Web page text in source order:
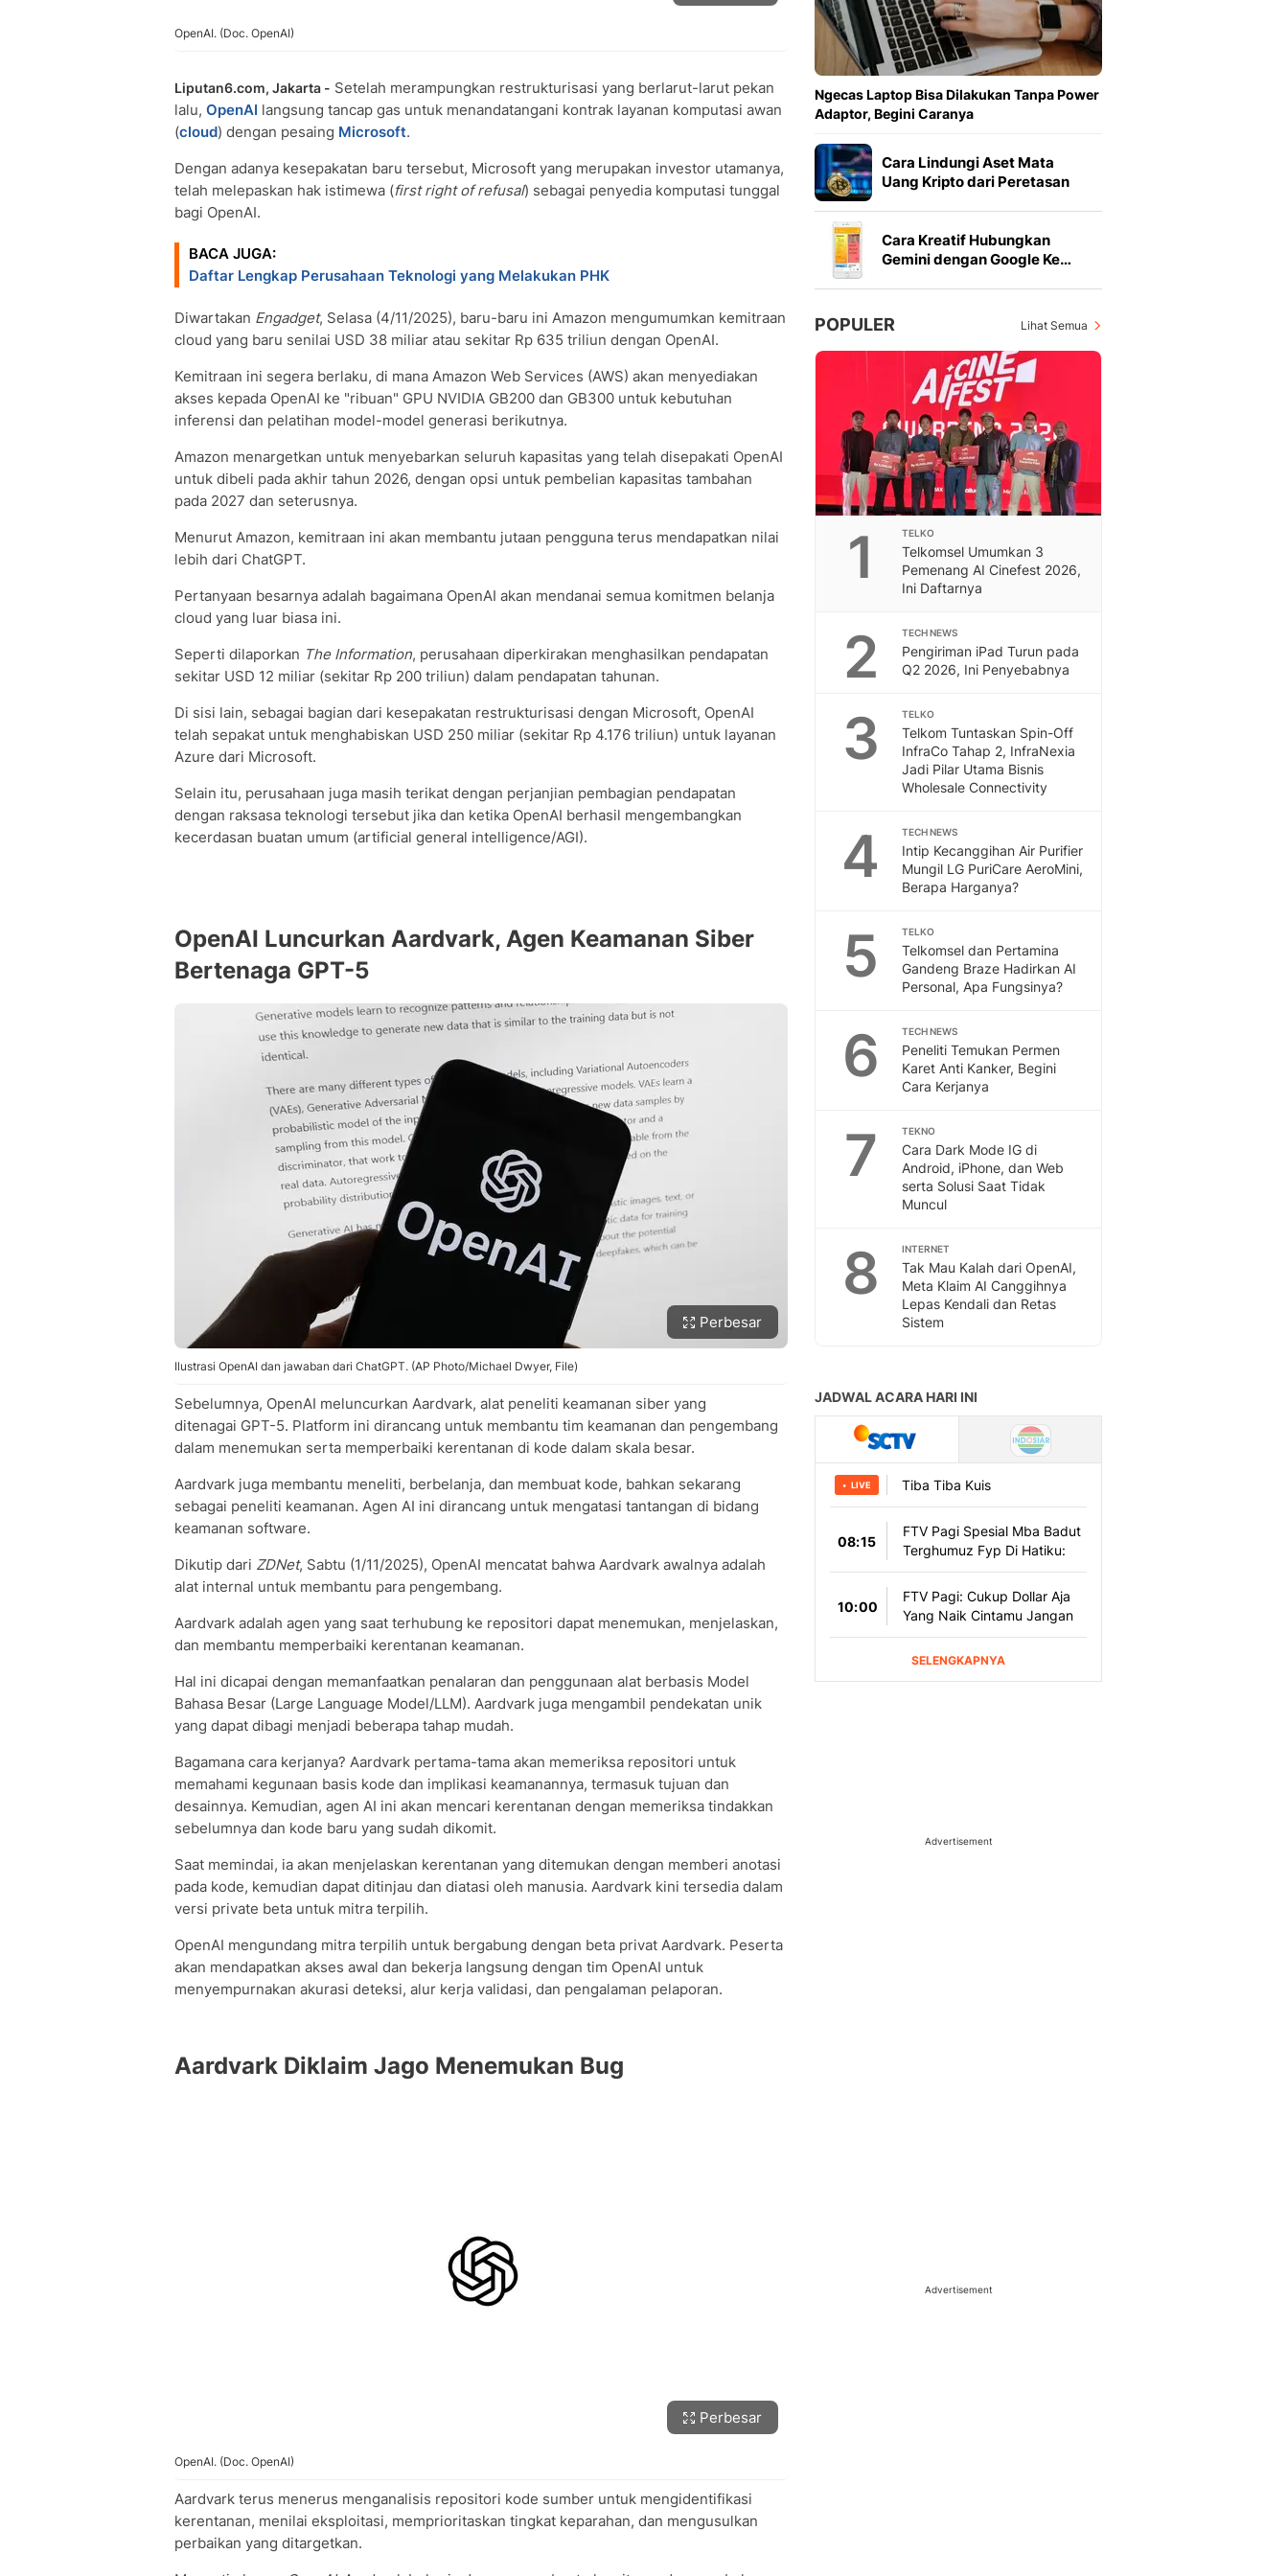
OpenAI. (Doc. OpenAI)
Liputan6.com, Jakarta - Setelah merampungkan restrukturisasi yang berlarut-larut pekan
lalu, OpenAI langsung tancap gas untuk menandatangani kontrak layanan komputasi awan
(cloud) dengan pesaing Microsoft.
Dengan adanya kesepakatan baru tersebut, Microsoft yang merupakan investor utamanya,
telah melepaskan hak istimewa (first right of refusal) sebagai penyedia komputasi tunggal
bagi OpenAI.
BACA JUGA:
Daftar Lengkap Perusahaan Teknologi yang Melakukan PHK
Diwartakan Engadget, Selasa (4/11/2025), baru-baru ini Amazon mengumumkan kemitraan
cloud yang baru senilai USD 38 miliar atau sekitar Rp 635 triliun dengan OpenAI.
Kemitraan ini segera berlaku, di mana Amazon Web Services (AWS) akan menyediakan
akses kepada OpenAI ke "ribuan" GPU NVIDIA GB200 dan GB300 untuk kebutuhan
inferensi dan pelatihan model-model generasi berikutnya.
Amazon menargetkan untuk menyebarkan seluruh kapasitas yang telah disepakati OpenAI
untuk dibeli pada akhir tahun 2026, dengan opsi untuk pembelian kapasitas tambahan
pada 2027 dan seterusnya.
Menurut Amazon, kemitraan ini akan membantu jutaan pengguna terus mendapatkan nilai
lebih dari ChatGPT.
Pertanyaan besarnya adalah bagaimana OpenAI akan mendanai semua komitmen belanja
cloud yang luar biasa ini.
Seperti dilaporkan The Information, perusahaan diperkirakan menghasilkan pendapatan
sekitar USD 12 miliar (sekitar Rp 200 triliun) dalam pendapatan tahunan.
Di sisi lain, sebagai bagian dari kesepakatan restrukturisasi dengan Microsoft, OpenAI
telah sepakat untuk menghabiskan USD 250 miliar (sekitar Rp 4.176 triliun) untuk layanan
Azure dari Microsoft.
Selain itu, perusahaan juga masih terikat dengan perjanjian pembagian pendapatan
dengan raksasa teknologi tersebut jika dan ketika OpenAI berhasil mengembangkan
kecerdasan buatan umum (artificial general intelligence/AGI).
OpenAI Luncurkan Aardvark, Agen Keamanan Siber
Bertenaga GPT-5
Perbesar
Ilustrasi OpenAI dan jawaban dari ChatGPT. (AP Photo/Michael Dwyer, File)
Sebelumnya, OpenAI meluncurkan Aardvark, alat peneliti keamanan siber yang
ditenagai GPT-5. Platform ini dirancang untuk membantu tim keamanan dan pengembang
dalam menemukan serta memperbaiki kerentanan di kode dalam skala besar.
Aardvark juga membantu meneliti, berbelanja, dan membuat kode, bahkan sekarang
sebagai peneliti keamanan. Agen AI ini dirancang untuk mengatasi tantangan di bidang
keamanan software.
Dikutip dari ZDNet, Sabtu (1/11/2025), OpenAI mencatat bahwa Aardvark awalnya adalah
alat internal untuk membantu para pengembang.
Aardvark adalah agen yang saat terhubung ke repositori dapat menemukan, menjelaskan,
dan membantu memperbaiki kerentanan keamanan.
Hal ini dicapai dengan memanfaatkan penalaran dan penggunaan alat berbasis Model
Bahasa Besar (Large Language Model/LLM). Aardvark juga mengambil pendekatan unik
yang dapat dibagi menjadi beberapa tahap mudah.
Bagamana cara kerjanya? Aardvark pertama-tama akan memeriksa repositori untuk
memahami kegunaan basis kode dan implikasi keamanannya, termasuk tujuan dan
desainnya. Kemudian, agen AI ini akan mencari kerentanan dengan memeriksa tindakkan
sebelumnya dan kode baru yang sudah dikomit.
Saat memindai, ia akan menjelaskan kerentanan yang ditemukan dengan memberi anotasi
pada kode, kemudian dapat ditinjau dan diatasi oleh manusia. Aardvark kini tersedia dalam
versi private beta untuk mitra terpilih.
OpenAI mengundang mitra terpilih untuk bergabung dengan beta privat Aardvark. Peserta
akan mendapatkan akses awal dan bekerja langsung dengan tim OpenAI untuk
menyempurnakan akurasi deteksi, alur kerja validasi, dan pengalaman pelaporan.
Aardvark Diklaim Jago Menemukan Bug
Perbesar
OpenAI. (Doc. OpenAI)
Aardvark terus menerus menganalisis repositori kode sumber untuk mengidentifikasi
kerentanan, menilai eksploitasi, memprioritaskan tingkat keparahan, dan mengusulkan
perbaikan yang ditargetkan.
Ngecas Laptop Bisa Dilakukan Tanpa Power
Adaptor, Begini Caranya
Cara Lindungi Aset Mata
Uang Kripto dari Peretasan
Cara Kreatif Hubungkan
Gemini dengan Google Ke…
POPULER Lihat Semua
1 TELKO
Telkomsel Umumkan 3
Pemenang AI Cinefest 2026,
Ini Daftarnya
2 TECH NEWS
Pengiriman iPad Turun pada
Q2 2026, Ini Penyebabnya
3 TELKO
Telkom Tuntaskan Spin-Off
InfraCo Tahap 2, InfraNexia
Jadi Pilar Utama Bisnis
Wholesale Connectivity
4 TECH NEWS
Intip Kecanggihan Air Purifier
Mungil LG PuriCare AeroMini,
Berapa Harganya?
5 TELKO
Telkomsel dan Pertamina
Gandeng Braze Hadirkan AI
Personal, Apa Fungsinya?
6 TECH NEWS
Peneliti Temukan Permen
Karet Anti Kanker, Begini
Cara Kerjanya
7 TEKNO
Cara Dark Mode IG di
Android, iPhone, dan Web
serta Solusi Saat Tidak
Muncul
8 INTERNET
Tak Mau Kalah dari OpenAI,
Meta Klaim AI Canggihnya
Lepas Kendali dan Retas
Sistem
Advertisement
Advertisement